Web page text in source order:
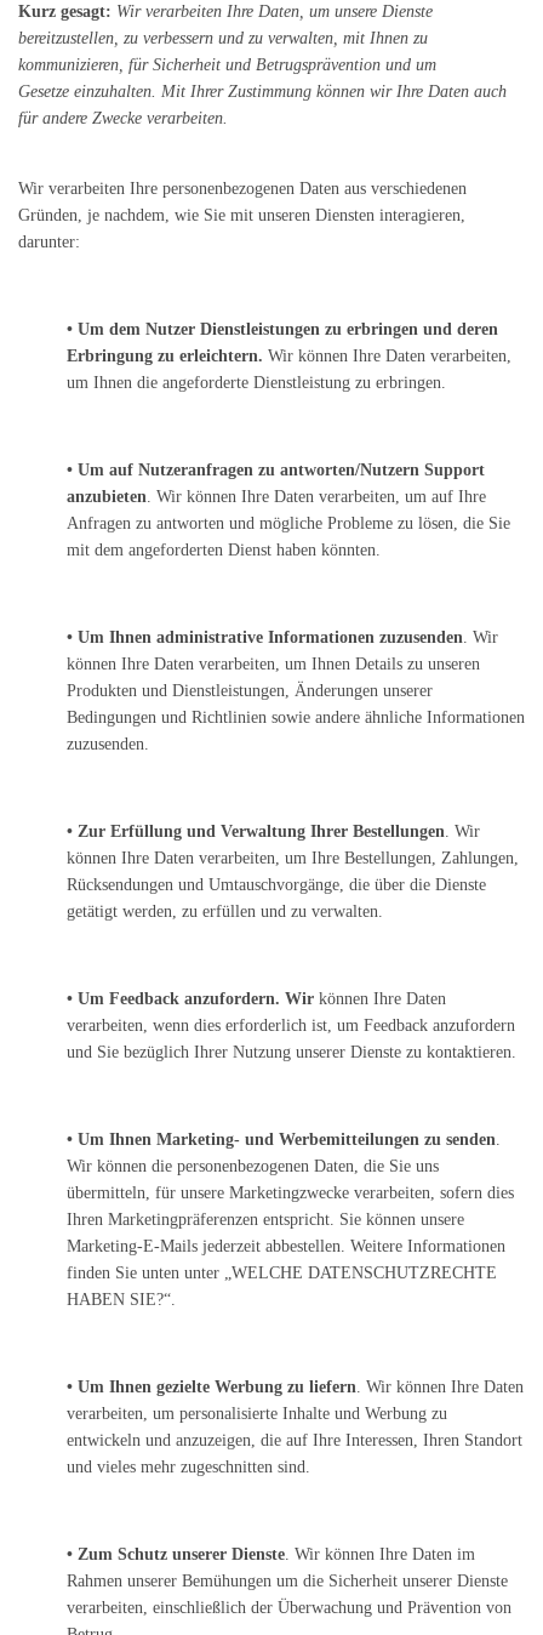
Kurz gesagt: Wir verarbeiten Ihre Daten, um unsere Dienste
bereitzustellen, zu verbessern und zu verwalten, mit Ihnen zu
kommunizieren, für Sicherheit und Betrugsprävention und um
Gesetze einzuhalten. Mit Ihrer Zustimmung können wir Ihre Daten auch
für andere Zwecke verarbeiten.
Wir verarbeiten Ihre personenbezogenen Daten aus verschiedenen
Gründen, je nachdem, wie Sie mit unseren Diensten interagieren,
darunter:
• Um dem Nutzer Dienstleistungen zu erbringen und deren
Erbringung zu erleichtern. Wir können Ihre Daten verarbeiten,
um Ihnen die angeforderte Dienstleistung zu erbringen.
• Um auf Nutzeranfragen zu antworten/Nutzern Support
anzubieten . Wir können Ihre Daten verarbeiten, um auf Ihre
Anfragen zu antworten und mögliche Probleme zu lösen, die Sie
mit dem angeforderten Dienst haben könnten.
• Um Ihnen administrative Informationen zuzusenden . Wir
können Ihre Daten verarbeiten, um Ihnen Details zu unseren
Produkten und Dienstleistungen, Änderungen unserer
Bedingungen und Richtlinien sowie andere ähnliche Informationen
zuzusenden.
• Zur Erfüllung und Verwaltung Ihrer Bestellungen . Wir
können Ihre Daten verarbeiten, um Ihre Bestellungen, Zahlungen,
Rücksendungen und Umtauschvorgänge, die über die Dienste
getätigt werden, zu erfüllen und zu verwalten.
• Um Feedback anzufordern. Wir können Ihre Daten
verarbeiten, wenn dies erforderlich ist, um Feedback anzufordern
und Sie bezüglich Ihrer Nutzung unserer Dienste zu kontaktieren.
• Um Ihnen Marketing- und Werbemitteilungen zu senden
Wir können die personenbezogenen Daten, die Sie uns
übermitteln, für unsere Marketingzwecke verarbeiten, sofern dies
Ihren Marketingpräferenzen entspricht. Sie können unsere
Marketing-E-Mails jederzeit abbestellen. Weitere Informationen
finden Sie unten unter „WELCHE DATENSCHUTZRECHTE
HABEN SIE?“.
• Um Ihnen gezielte Werbung zu liefern . Wir können Ihre Daten
verarbeiten, um personalisierte Inhalte und Werbung zu
entwickeln und anzuzeigen, die auf Ihre Interessen, Ihren Standort
und vieles mehr zugeschnitten sind.
• Zum Schutz unserer Dienste . Wir können Ihre Daten im
Rahmen unserer Bemühungen um die Sicherheit unserer Dienste
verarbeiten, einschließlich der Überwachung und Prävention von